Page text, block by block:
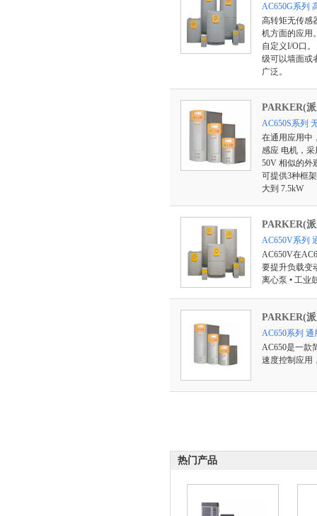
AC650G系列
高转矩无传感
机方面的应用
自定义I/O口
级可以墙面或
广泛。
PARKER(
AC650S系列
在通用应用中
感应 电机，采
50V 相似的外
可提供3种框
大到 7.5kW
PARKER(
AC650V系列
AC650V在
要提升负载变
离心泵 • 工业
PARKER(
AC650系列
AC650是一款
速度控制应用
热门产品